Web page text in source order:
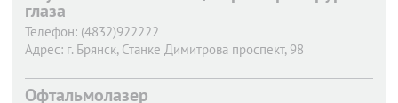
глаза
Телефон: (4832)922222
Адрес: г. Брянск, Станке Димитрова проспект, 98
Офтальмолазер